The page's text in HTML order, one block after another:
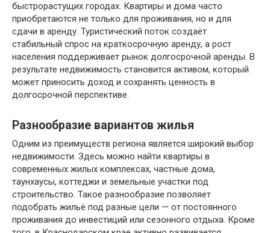
быстрорастущих городах. Квартиры и дома часто
приобретаются не только для проживания, но и для
сдачи в аренду. Туристический поток создаёт
стабильный спрос на краткосрочную аренду, а рост
населения поддерживает рынок долгосрочной аренды. В
результате недвижимость становится активом, который
может приносить доход и сохранять ценность в
долгосрочной перспективе.
Разнообразие вариантов жилья
Одним из преимуществ региона является широкий выбор
недвижимости. Здесь можно найти квартиры в
современных жилых комплексах, частные дома,
таунхаусы, коттеджи и земельные участки под
строительство. Такое разнообразие позволяет
подобрать жильё под разные цели — от постоянного
проживания до инвестиций или сезонного отдыха. Кроме